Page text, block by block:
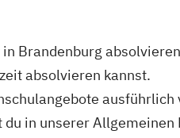
Brandenburg
absolvieren kannst.
in unserer Allgemeinen